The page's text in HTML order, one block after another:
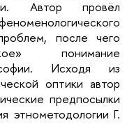
Автор провёл
после чего
понимание
Исходя из
оптики автор
предпосылки
этнометодологии Г.